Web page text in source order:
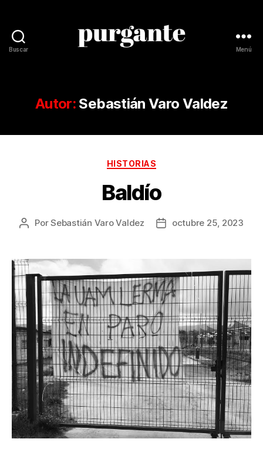
Buscar Menú
Autor: Sebastián Varo Valdez
Categorías
HISTORIAS
Baldío
Autor
publicación
PorSebastián Varo Valdez
Fecha
publicación
octubre 25, 2023